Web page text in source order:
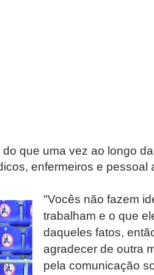
que uma vez ao longo
enfermeiros e pessoal
"Vocês não fazem
trabalham e o que
daqueles fatos,
agradecer de outra
pela comunicação